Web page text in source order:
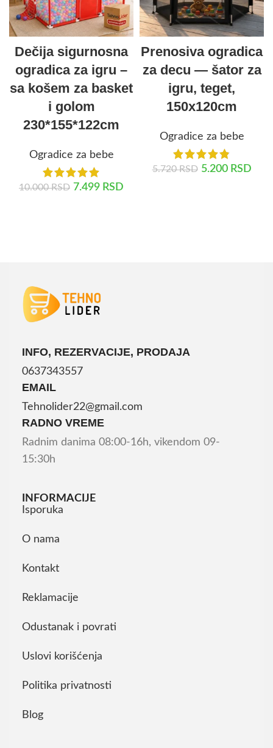
Dečija sigurnosna
ogradica za igru –
sa košem za basket
i golom
230*155*122cm
Ogradice za bebe
10.000RSD 7.499 RSD
Prenosiva ogradica
za decu — šator za
igru, teget,
150x120cm
Ogradice za bebe
5.720RSD 5.200 RSD
INFO, REZERVACIJE, PRODAJA
0637343557
EMAIL
Tehnolider22@gmail.com
RADNO VREME
Radnim danima 08:00-16h, vikendom 09-
15:30h
INFORMACIJE
Isporuka
O nama
Kontakt
Reklamacije
Odustanak i povrati
Uslovi korišćenja
Politika privatnosti
Blog